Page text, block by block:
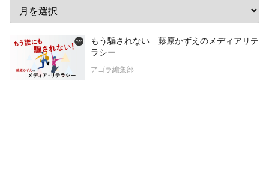
もう騙されない 藤原かずえのメディアリテ
ラシー
アゴラ編集部